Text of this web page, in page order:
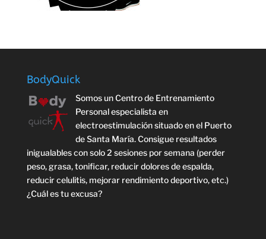
BodyQuick
Somos un Centro de Entrenamiento
Personal especialista en
electroestimulación situado en el Puerto
de Santa María. Consigue resultados
inigualables con solo 2 sesiones por semana (perder
peso, grasa, tonificar, reducir dolores de espalda,
reducir celulitis, mejorar rendimiento deportivo, etc.)
¿Cuál es tu excusa?